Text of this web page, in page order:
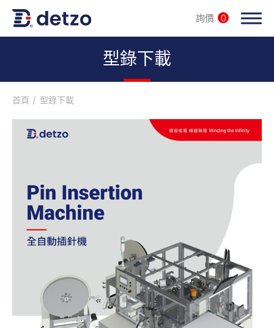
詢價 0
內頁banner 測試
型錄下載
首頁 型錄下載
全自動設備整廠輸出
客戶服務
服務據點
關於DETZO
聯絡我們